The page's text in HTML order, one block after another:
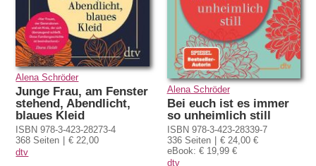
Alena Schröder
Junge Frau, am Fenster
stehend, Abendlicht,
blaues Kleid
ISBN 978-3-423-28273-4
368 Seiten
€ 22,00
dtv
Alena Schröder
Bei euch ist es immer
so unheimlich still
ISBN 978-3-423-28339-7
336 Seiten
€ 24,00 €
eBook: € 19,99 €
dtv